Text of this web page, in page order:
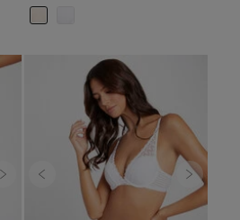
Next Previous Next